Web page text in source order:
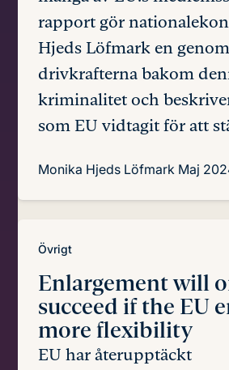
rapport gör
Hjeds Löfmark en
drivkrafterna bakom
kriminalitet och
som EU vidtagit för att
Monika Hjeds Löfmark Maj
Övrigt
Enlargement will
succeed if the EU
more flexibility
EU har återupptäckt